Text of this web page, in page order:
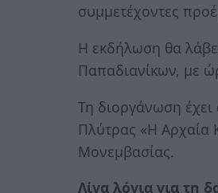
συμμετέχοντες
Η εκδήλωση θα
Παπαδιανίκων, με
Τη διοργάνωση έχει
Πλύτρας «Η Αρχαία
Μονεμβασίας.
Λίγα λόγια για τη